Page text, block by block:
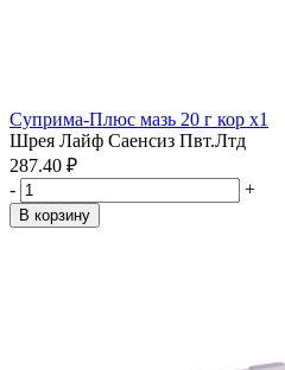
Суприма-Плюс мазь 20 г кор x1
Шрея Лайф Саенсиз Пвт.Лтд
287.40 ₽
-
+
В корзину